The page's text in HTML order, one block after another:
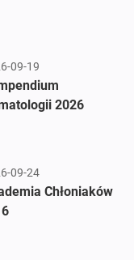
09-19
2026
09-24
Chłoniaków